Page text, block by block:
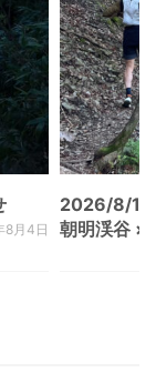
8月4日
2026/8/
朝明渓谷 ×